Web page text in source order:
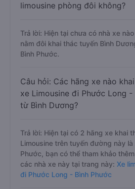
limousine phòng đôi không?
Trả lời: Hiện tại chưa có nhà xe
nằm đôi khai thác tuyến Bình
Bình Phước.
Câu hỏi: Các hãng xe nào
xe Limousine đi Phước Long -
từ Bình Dương?
Trả lời: Hiện tại có 2 hãng xe khai
Limousine trên tuyến đường này là
Phước, bạn có thể tham khảo
các nhà xe này tại trang này: Xe
đi Phước Long - Bình Phước